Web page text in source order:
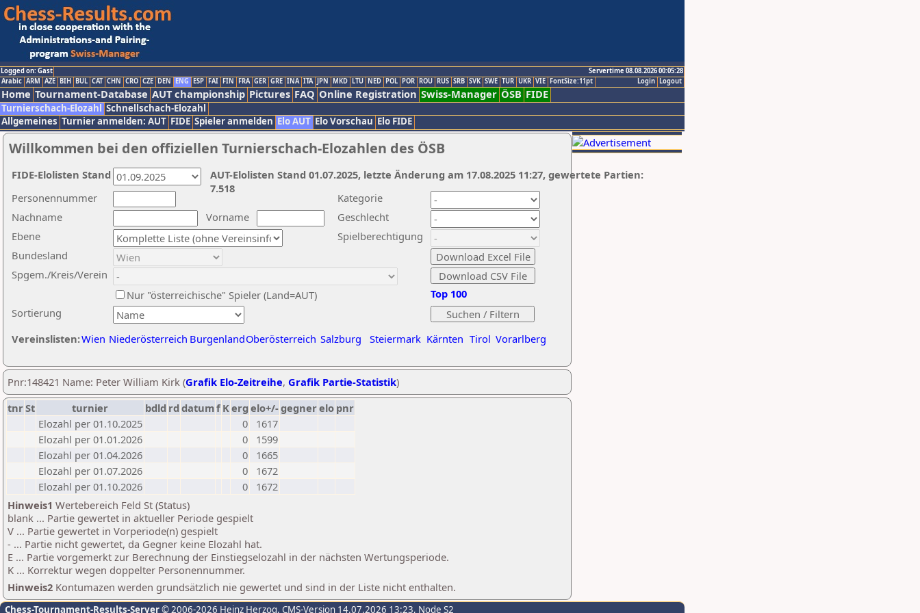
Logged on: Gast
Servertime 08.08.2026 00:05:28
Logout
Login
Arabic ARM AZE BIH BUL CAT CHN CRO CZE DEN ENG ESP FAI FIN FRA GER GRE INA ITA JPN MKD LTU NED POL POR ROU RUS SRB SVK SWE TUR UKR VIE FontSize:11pt
Home Tournament-Database AUT championship Pictures FAQ Online Registration Swiss-Manager ÖSB FIDE
Turnierschach-Elozahl Schnellschach-Elozahl
Allgemeines Turnier anmelden: AUT FIDE Spieler anmelden Elo AUT Elo Vorschau Elo FIDE
Willkommen bei den offiziellen Turnierschach-Elozahlen des ÖSB
Nachname
Vorname
Ebene
Kategorie
Sortierung
Personennummer
Bundesland
Spgem./Kreis/Verein
Geschlecht
Nur "österreichische" Spieler (Land=AUT)
Spielberechtigung
Vereinslisten:Wien Niederösterreich BurgenlandOberösterreich Salzburg Steiermark Kärnten Tirol Vorarlberg
Top 100
AUT-Elolisten Stand 01.07.2025, letzte Änderung am 17.08.2025 11:27, gewertete Partien:
7.518
FIDE-Elolisten Stand
Pnr:148421 Name: Peter William Kirk (Grafik Elo-Zeitreihe, Grafik Partie-Statistik)
tnrSt turnier bdld rd datumf Kerg elo+/-gegnerelo pnr
Elozahl per 01.10.2025
0
1617
Elozahl per 01.01.2026
0
1599
Elozahl per 01.04.2026
0
1665
Elozahl per 01.07.2026
0
1672
Elozahl per 01.10.2026
0
1672
Hinweis1 Wertebereich Feld St (Status)
blank ... Partie gewertet in aktueller Periode gespielt
V ... Partie gewertet in Vorperiode(n) gespielt
- ... Partie nicht gewertet, da Gegner keine Elozahl hat.
E ... Partie vorgemerkt zur Berechnung der Einstiegselozahl in der nächsten Wertungsperiode.
K ... Korrektur wegen doppelter Personennummer.
Hinweis2 Kontumazen werden grundsätzlich nie gewertet und sind in der Liste nicht enthalten.
Chess-Tournament-Results-Server© 2006-2026 Heinz Herzog, CMS-Version 14.07.2026 13:23, Node S2